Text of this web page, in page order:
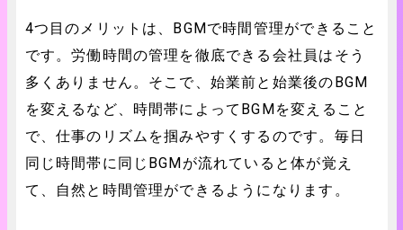
4つ目のメリットは、BGMで時間管理ができること
です。労働時間の管理を徹底できる会社員はそう
多くありません。そこで、始業前と始業後のBGM
を変えるなど、時間帯によってBGMを変えること
で、仕事のリズムを掴みやすくするのです。毎日
同じ時間帯に同じBGMが流れていると体が覚え
て、自然と時間管理ができるようになります。